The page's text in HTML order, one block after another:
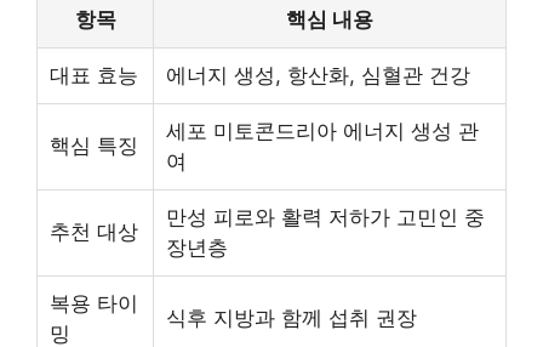
항목 핵심 내용
대표 효능 에너지 생성, 항산화, 심혈관 건강
핵심 특징
세포 미토콘드리아 에너지 생성 관
여
추천 대상
만성 피로와 활력 저하가 고민인 중
장년층
복용 타이
밍
식후 지방과 함께 섭취 권장